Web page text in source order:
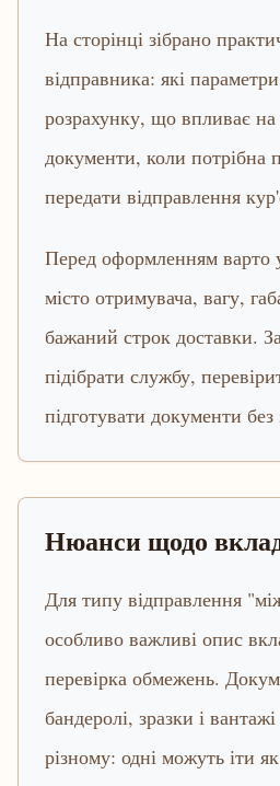
На сторінці зібрано
відправника: які
розрахунку, що впливає на
документи, коли потрібна
передати відправлення
Перед оформленням варто
місто отримувача, вагу,
бажаний строк доставки.
підібрати службу,
підготувати документи
Нюанси щодо
Для типу відправлення
особливо важливі опис
перевірка обмежень.
бандеролі, зразки і
різному: одні можуть іти